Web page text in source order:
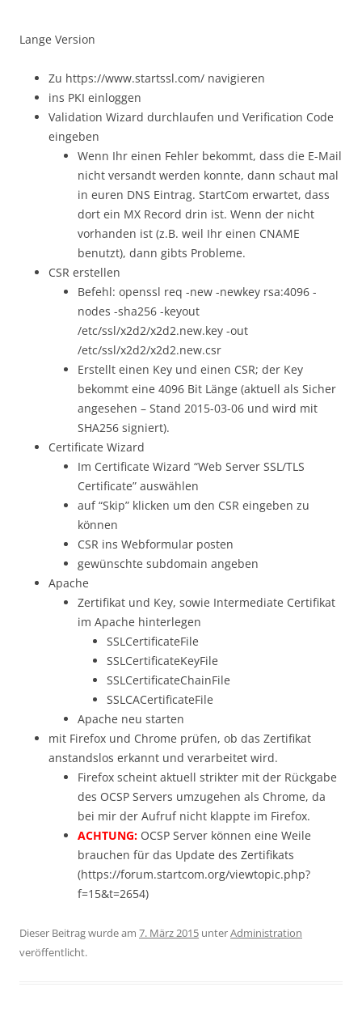
Lange Version
Zu https://www.startssl.com/ navigieren
ins PKI einloggen
Validation Wizard durchlaufen und Verification Code
eingeben
Wenn Ihr einen Fehler bekommt, dass die E-Mail
nicht versandt werden konnte, dann schaut mal
in euren DNS Eintrag. StartCom erwartet, dass
dort ein MX Record drin ist. Wenn der nicht
vorhanden ist (z.B. weil Ihr einen CNAME
benutzt), dann gibts Probleme.
CSR erstellen
Befehl: openssl req -new -newkey rsa:4096 -
nodes -sha256 -keyout
/etc/ssl/x2d2/x2d2.new.key -out
/etc/ssl/x2d2/x2d2.new.csr
Erstellt einen Key und einen CSR; der Key
bekommt eine 4096 Bit Länge (aktuell als Sicher
angesehen – Stand 2015-03-06 und wird mit
SHA256 signiert).
Certificate Wizard
Im Certificate Wizard “Web Server SSL/TLS
Certificate” auswählen
auf “Skip” klicken um den CSR eingeben zu
können
CSR ins Webformular posten
gewünschte subdomain angeben
Apache
Zertifikat und Key, sowie Intermediate Certifikat
im Apache hinterlegen
SSLCertificateFile
SSLCertificateKeyFile
SSLCertificateChainFile
SSLCACertificateFile
Apache neu starten
mit Firefox und Chrome prüfen, ob das Zertifikat
anstandslos erkannt und verarbeitet wird.
Firefox scheint aktuell strikter mit der Rückgabe
des OCSP Servers umzugehen als Chrome, da
bei mir der Aufruf nicht klappte im Firefox.
ACHTUNG: OCSP Server können eine Weile
brauchen für das Update des Zertifikats
(https://forum.startcom.org/viewtopic.php?
f=15&t=2654)
Dieser Beitrag wurde am 7. März 2015 unterAdministration
veröffentlicht.